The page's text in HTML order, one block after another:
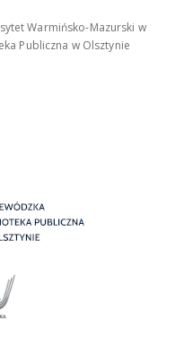
Warmińsko-Mazurski w
Publiczna w Olsztynie